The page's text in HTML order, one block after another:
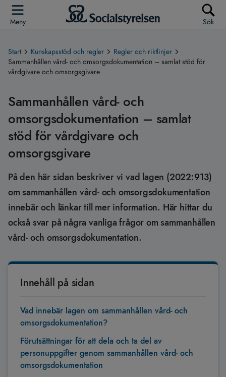
Meny Sök
Start Kunskapsstöd och regler
Regler och riktlinjer
Sammanhållen vård- och omsorgsdokumentation – samlat stöd för
vårdgivare och omsorgsgivare
Sammanhållen vård- och
omsorgsdokumentation – samlat
stöd för vårdgivare och
omsorgsgivare
På den här sidan beskriver vi vad lagen (2022:913)
om sammanhållen vård- och omsorgsdokumentation
innebär och länkar till mer information. Här hittar du
också svar på några vanliga frågor om sammanhållen
vård- och omsorgsdokumentation.
Innehåll på sidan
Vad innebär lagen om sammanhållen vård- och
omsorgsdokumentation?
Förutsättningar för att dela och ta del av
personuppgifter genom sammanhållen vård- och
omsorgsdokumentation